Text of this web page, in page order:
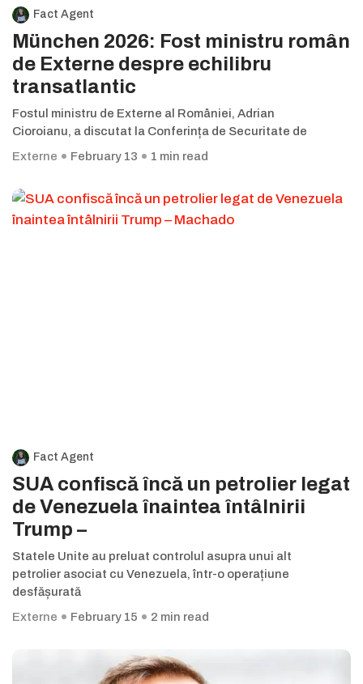
Fact Agent
München 2026: Fost ministru român
de Externe despre echilibru
transatlantic
Fostul ministru de Externe al României, Adrian
Cioroianu, a discutat la Conferința de Securitate de
Externe
February 13 1 min read
Fact Agent
SUA confiscă încă un petrolier legat
de Venezuela înaintea întâlnirii
Trump –
Statele Unite au preluat controlul asupra unui alt
petrolier asociat cu Venezuela, într-o operațiune
desfășurată
Externe
February 15 2 min read